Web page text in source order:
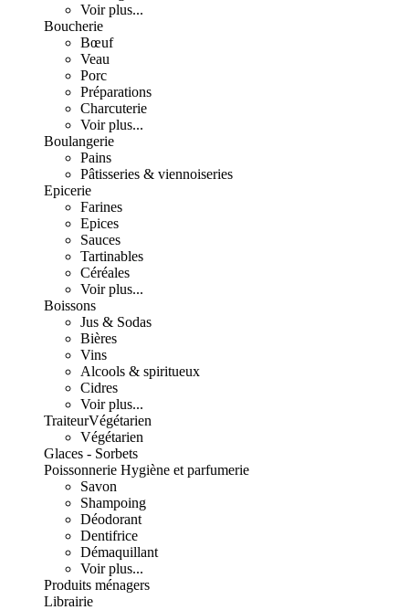
Voir plus...
Boucherie
Bœuf
Veau
Porc
Préparations
Charcuterie
Voir plus...
Boulangerie
Pains
Pâtisseries & viennoiseries
Epicerie
Farines
Epices
Sauces
Tartinables
Céréales
Voir plus...
Boissons
Jus & Sodas
Bières
Vins
Alcools & spiritueux
Cidres
Voir plus...
TraiteurVégétarien
Végétarien
Glaces - Sorbets
Poissonnerie Hygiène et parfumerie
Savon
Shampoing
Déodorant
Dentifrice
Démaquillant
Voir plus...
Produits ménagers
Librairie